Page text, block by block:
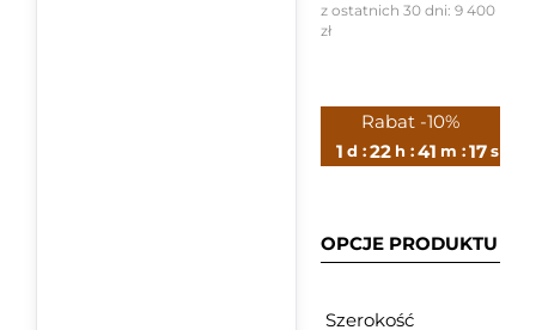
z ostatnich 30 dni: 9 400
zł
Rabat -10%
1 d :22 h :41 m :17s
OPCJE PRODUKTU
Szerokość